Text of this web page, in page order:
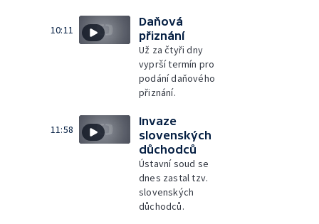
10:11
Daňová
přiznání
Už za čtyři dny
vyprší termín pro
podání daňového
přiznání.
11:58
Invaze
slovenských
důchodců
Ústavní soud se
dnes zastal tzv.
slovenských
důchodců.